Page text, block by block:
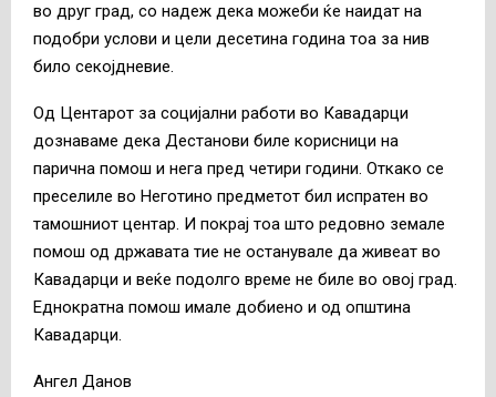
во друг град, со надеж дека можеби ќе наидат на
подобри услови и цели десетина година тоа за нив
било секојдневие.
Од Центарот за социјални работи во Кавадарци
дознаваме дека Дестанови биле корисници на
парична помош и нега пред четири години. Откако се
преселиле во Неготино предметот бил испратен во
тамошниот центар. И покрај тоа што редовно земале
помош од државата тие не останувале да живеат во
Кавадарци и веќе подолго време не биле во овој град.
Еднократна помош имале добиено и од општина
Кавадарци.
Ангел Данов